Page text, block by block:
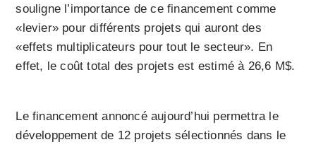
souligne l’importance de ce financement comme
«levier» pour différents projets qui auront des
«effets multiplicateurs pour tout le secteur». En
effet, le coût total des projets est estimé à 26,6 M$.
Le financement annoncé aujourd’hui permettra le
développement de 12 projets sélectionnés dans le